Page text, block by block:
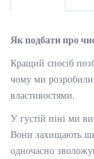
Як подбати про
Кращий спосіб
чому ми розробили
властивостями.
У густій ​​піні ми
Вони захищають
одночасно